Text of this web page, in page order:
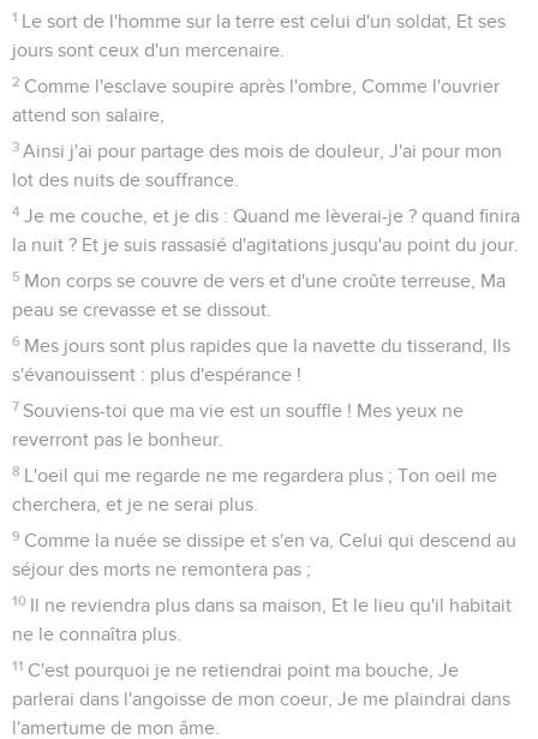
1 Le sort de l'homme sur la terre est celui d'un soldat, Et ses
jours sont ceux d'un mercenaire.
2 Comme l'esclave soupire après l'ombre, Comme l'ouvrier
attend son salaire,
3 Ainsi j'ai pour partage des mois de douleur, J'ai pour mon
lot des nuits de souffrance.
4 Je me couche, et je dis : Quand me lèverai-je ? quand finira
la nuit ? Et je suis rassasié d'agitations jusqu'au point du jour.
5 Mon corps se couvre de vers et d'une croûte terreuse, Ma
peau se crevasse et se dissout.
6 Mes jours sont plus rapides que la navette du tisserand, Ils
s'évanouissent : plus d'espérance !
7 Souviens-toi que ma vie est un souffle ! Mes yeux ne
reverront pas le bonheur.
8 L'oeil qui me regarde ne me regardera plus ; Ton oeil me
cherchera, et je ne serai plus.
9 Comme la nuée se dissipe et s'en va, Celui qui descend au
séjour des morts ne remontera pas ;
10 Il ne reviendra plus dans sa maison, Et le lieu qu'il habitait
ne le connaîtra plus.
11 C'est pourquoi je ne retiendrai point ma bouche, Je
parlerai dans l'angoisse de mon coeur, Je me plaindrai dans
l'amertume de mon âme.